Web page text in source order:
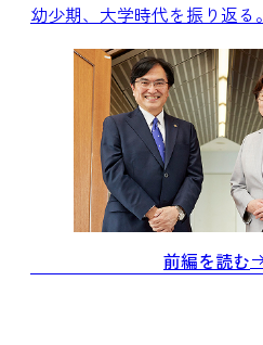
幼少期、大学時代を振り返る。
前編を読む